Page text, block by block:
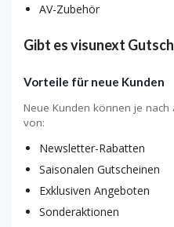
AV-Zubehör
Gibt es visunext
Vorteile für neue Kunden
Neue Kunden können je
von:
Newsletter-Rabatten
Saisonalen Gutscheinen
Exklusiven Angeboten
Sonderaktionen